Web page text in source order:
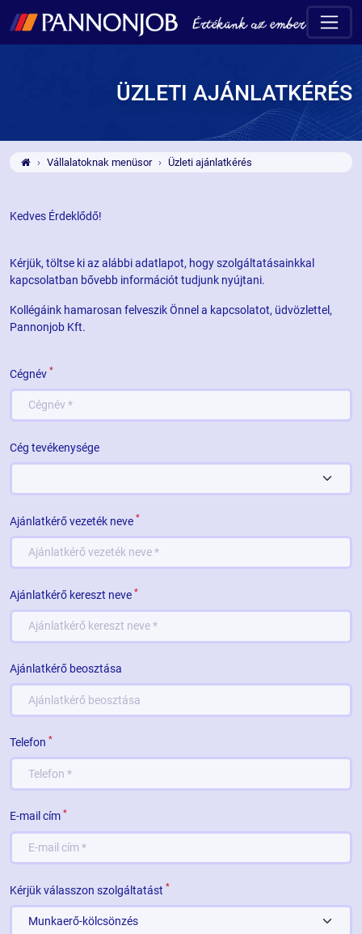
ÜZLETI AJÁNLATKÉRÉS
Vállalatoknak menüsor Üzleti ajánlatkérés
Kedves Érdeklődő!
Kérjük, töltse ki az alábbi adatlapot, hogy szolgáltatásainkkal
kapcsolatban bővebb információt tudjunk nyújtani.
Kollégáink hamarosan felveszik Önnel a kapcsolatot, üdvözlettel,
Pannonjob Kft.
Cégnév *
Cég tevékenysége
Ajánlatkérő vezeték neve *
Ajánlatkérő kereszt neve *
Ajánlatkérő beosztása
Telefon *
E-mail cím *
Kérjük válasszon szolgáltatást *